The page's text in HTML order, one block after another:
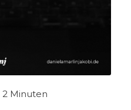
2 Minuten